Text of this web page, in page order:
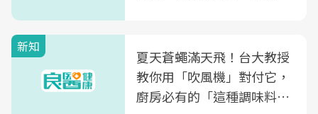
新知
夏天蒼蠅滿天飛！台大教授
教你用「吹風機」對付它，
廚房必有的「這種調味料」